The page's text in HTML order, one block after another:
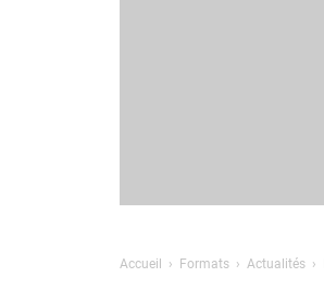
Accueil Formats Actualités